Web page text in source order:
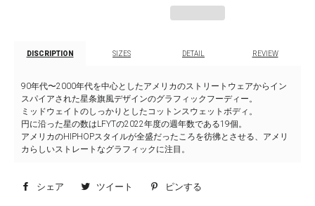
DISCRIPTION SIZES DETAIL REVIEW
90年代〜2000年代を中心としたアメリカのストリートウェアからイン
スパイアされた星条旗風デザインのグラフィックフーディー。
ミッドウェイトのしっかりとしたコットンスウェットボディ。
円に沿った星の数はLFYTの2022年度の週年数である19個。
アメリカのHIPHOPスタイルが全盛だったころを彷彿とさせる、アメリ
カらしいストレートなグラフィックに注目。
シェア
Facebookツイート
Twitterピンする